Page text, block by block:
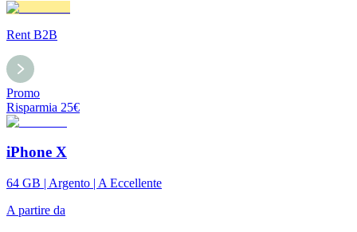
Rent B2B
Promo
Risparmia 25€
iPhone X
64 GB | Argento | A Eccellente
A partire da